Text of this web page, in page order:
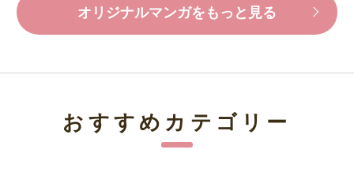
オリジナルマンガをもっと見る
おすすめカテゴリー